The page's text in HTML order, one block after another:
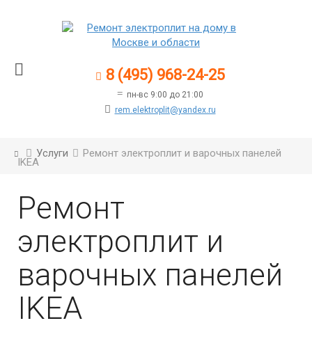
8 (495) 968-24-25
пн-вс 9:00 до 21:00
rem.elektroplit@yandex.ru
Услуги Ремонт электроплит и варочных панелей
IKEA
Ремонт
электроплит и
варочных панелей
IKEA